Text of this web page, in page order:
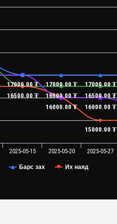
16500.00 ₮ 16500.00 ₮ 16500.00 ₮
16000.00 ₮
15000.00 ₮
17000.00 ₮
16000.00 ₮
17000.00 ₮
17000.00 ₮
Барс зах Их наяд
2025-05-15 2025-05-20 2025-05-27